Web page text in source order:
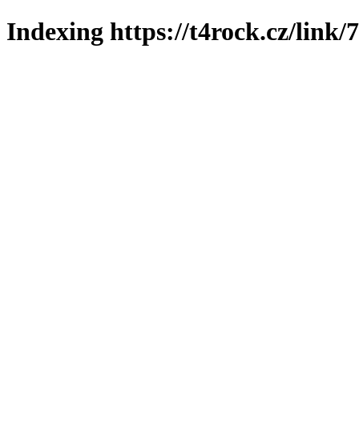
Indexing https://t4rock.cz/link/